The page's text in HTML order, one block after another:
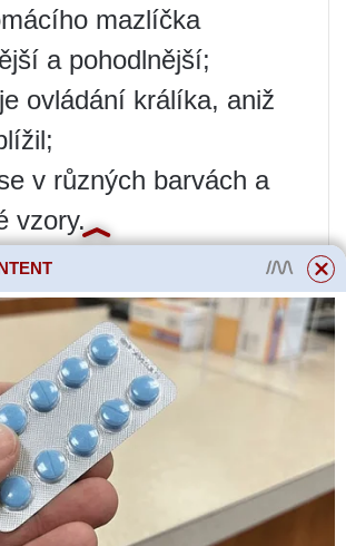
mazlíčka
a pohodlnější;
ovládání králíka, aniž
v různých barvách a
vzory.
pouze jednu nevýhodu:
je mnohem dražší než
nosit
by měl pohodlně
mezi límec a krk.
nylonový popruh